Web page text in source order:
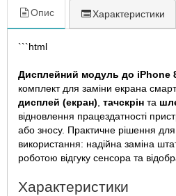
Опис Характеристики
```html
Дисплейний модуль до iPhone
комплект для заміни екрана
дисплей (екран) тачскрін та
відновлення працездатності
або зносу. Практичне рішення
використання: надійна заміна
роботою відгуку сенсора та
Характеристики